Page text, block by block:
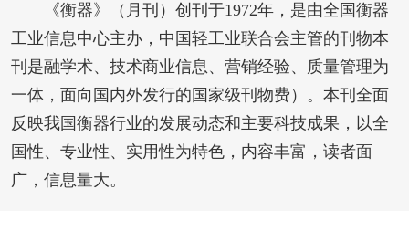
《衡器》（月刊）创刊于1972年，是由全国衡器
工业信息中心主办，中国轻工业联合会主管的刊物本
刊是融学术、技术商业信息、营销经验、质量管理为
一体，面向国内外发行的国家级刊物费）。本刊全面
反映我国衡器行业的发展动态和主要科技成果，以全
国性、专业性、实用性为特色，内容丰富，读者面
广，信息量大。